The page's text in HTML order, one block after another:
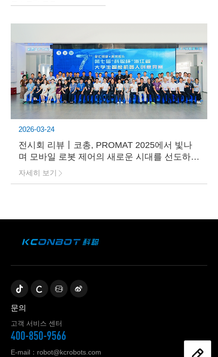
2026-03-24
전시회 리뷰丨코총, PROMAT 2025에서 빛나
며 모바일 로봇 제어의 새로운 시대를 선도하
다!
자세히 보기
문의
고객 서비스 센터
400-850-9566
E-mail：robot@kcrobots.com